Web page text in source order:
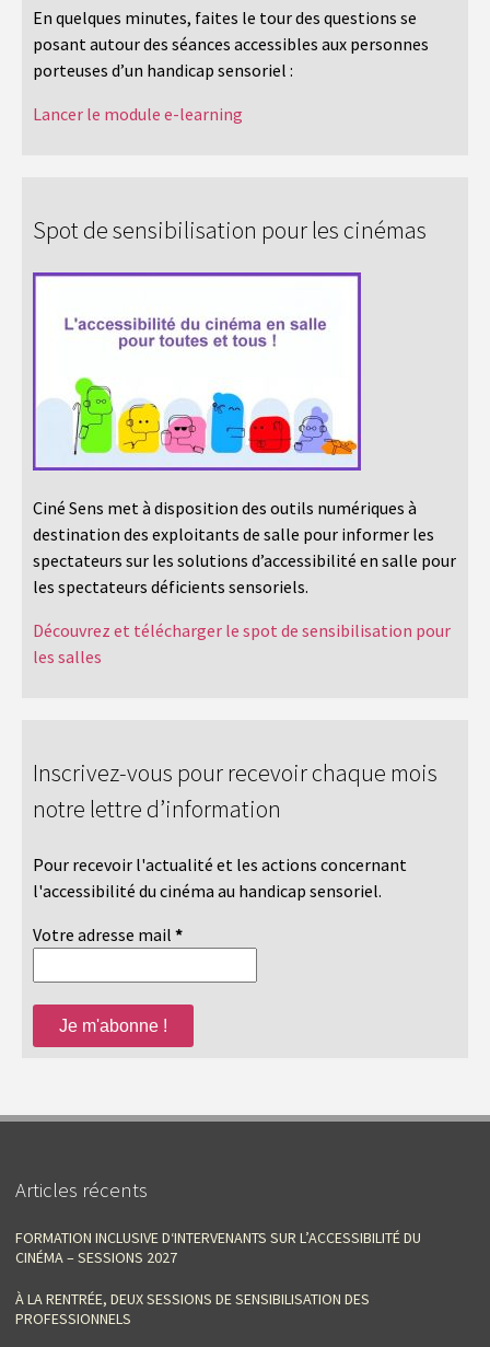
En quelques minutes, faites le tour des questions se
posant autour des séances accessibles aux personnes
porteuses d’un handicap sensoriel :
Lancer le module e-learning
Spot de sensibilisation pour les cinémas
Ciné Sens met à disposition des outils numériques à
destination des exploitants de salle pour informer les
spectateurs sur les solutions d’accessibilité en salle pour
les spectateurs déficients sensoriels.
Découvrez et télécharger le spot de sensibilisation pour
les salles
Inscrivez-vous pour recevoir chaque mois
notre lettre d’information
Pour recevoir l'actualité et les actions concernant
l'accessibilité du cinéma au handicap sensoriel.
Votre adresse mail *
Articles récents
FORMATION INCLUSIVE D‘INTERVENANTS SUR L’ACCESSIBILITÉ DU
CINÉMA – SESSIONS 2027
À LA RENTRÉE, DEUX SESSIONS DE SENSIBILISATION DES
PROFESSIONNELS